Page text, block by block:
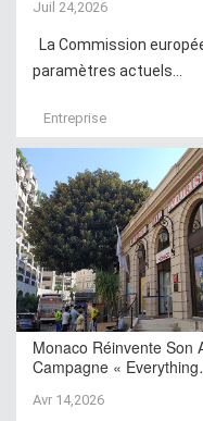
Juil 24,2026
La Commission
paramètres actuels...
Entreprise
Monaco Réinvente Son
Campagne «
Avr 14,2026